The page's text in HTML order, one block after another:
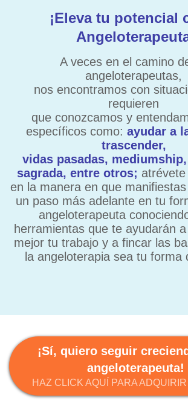
¡Eleva tu potencial
A veces en el camino
angeloterapeutas,
nos encontramos con
requieren
que conozcamos y
específicos como: ayudar a
trascender,
vidas pasadas,
sagrada, entre otros;
en la manera en que
un paso más adelante en tu
angeloterapeuta
herramientas que te ayudarán
mejor tu trabajo y a fincar las
la angeloterapia sea tu
¡Sí, quiero seguir
angeloterapeuta!
HAZ CLICK AQUÍ PARA